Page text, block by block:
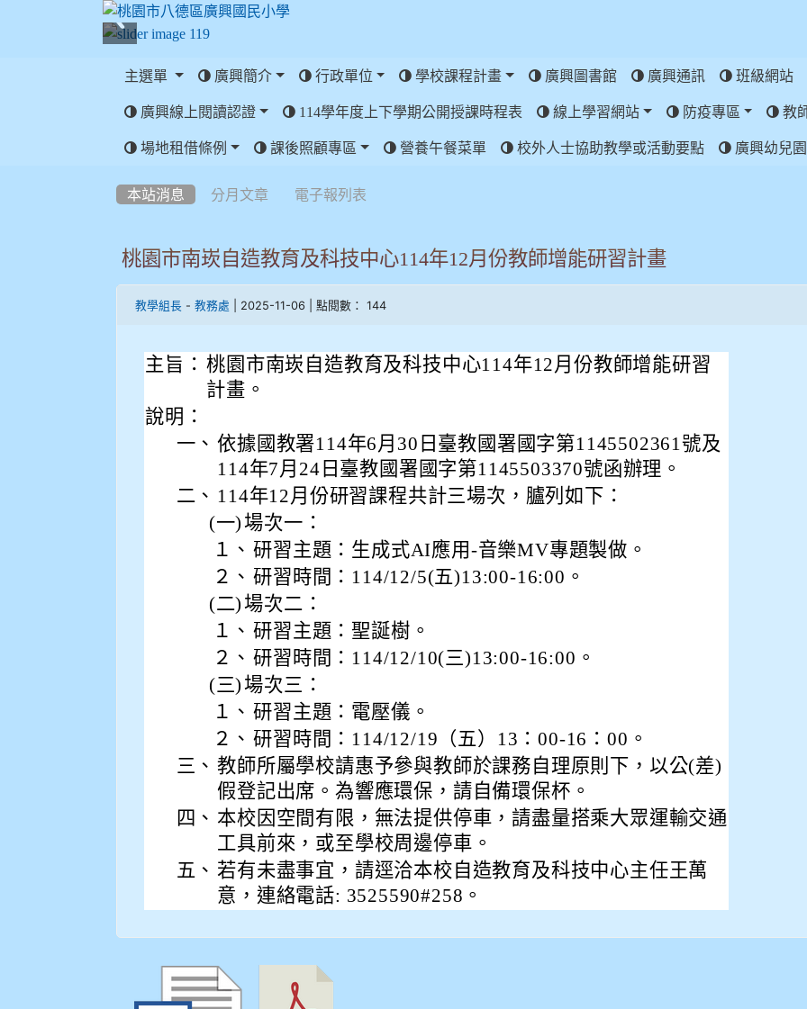
:::
主選單 廣興簡介 行政單位 學校課程計畫 廣興圖書館 廣興通訊 班級網站
廣興線上閱讀認證 114學年度上下學期公開授課時程表 線上學習網站 防疫專區 教
場地租借條例 課後照顧專區 營養午餐菜單 校外人士協助教學或活動要點 廣興幼兒
本站消息 分月文章 電子報列表
桃園市南崁自造教育及科技中心114年12月份教師增能研習計畫
教學組長 -教務處 | 2025-11-06 | 點閱數： 144
主旨： 桃園市南崁自造教育及科技中心114年12月份教師增能研習
計畫。
說明：
一、 依據國教署114年6月30日臺教國署國字第1145502361號及
114年7月24日臺教國署國字第1145503370號函辦理。
二、 114年12月份研習課程共計三場次，臚列如下：
(一)場次一：
１、 研習主題：生成式AI應用-音樂MV專題製做。
２、 研習時間：114/12/5(五)13:00-16:00。
(二)場次二：
１、 研習主題：聖誕樹。
２、 研習時間：114/12/10(三)13:00-16:00。
(三)場次三：
１、 研習主題：電壓儀。
２、 研習時間：114/12/19（五）13：00-16：00。
三、 教師所屬學校請惠予參與教師於課務自理原則下，以公(差)
假登記出席。為響應環保，請自備環保杯。
四、 本校因空間有限，無法提供停車，請盡量搭乘大眾運輸交通
工具前來，或至學校周邊停車。
五、 若有未盡事宜，請逕洽本校自造教育及科技中心主任王萬
意，連絡電話: 3525590#258。